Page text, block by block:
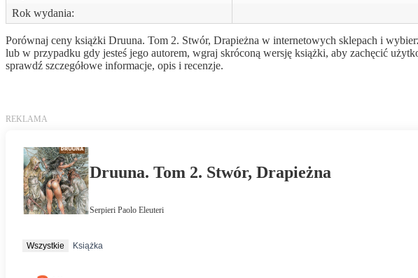
Rok wydania:
Porównaj ceny książki Druuna. Tom 2. Stwór, Drapieżna w internetowych sklepach i
lub w przypadku gdy jesteś jego autorem, wgraj skróconą wersję książki, aby zachęcić
sprawdź szczegółowe informacje, opis i recenzje.